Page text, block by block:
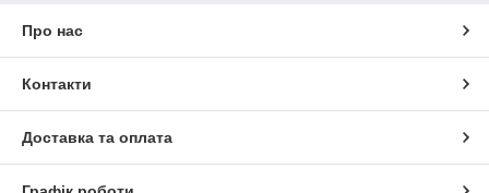
Про нас
Контакти
Доставка та оплата